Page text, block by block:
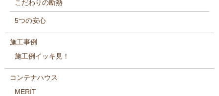
こだわりの断熱
5つの安心
施工事例
施工例イッキ見！
コンテナハウス
MERIT